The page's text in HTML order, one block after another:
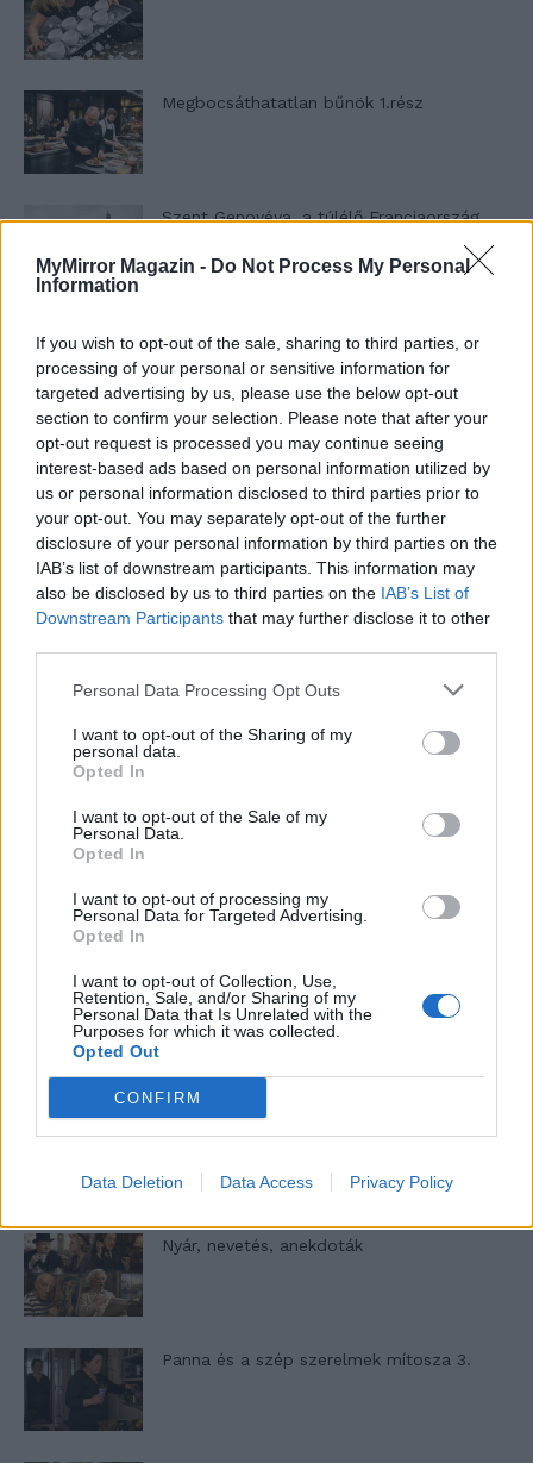
MyMirror Magazin - Do Not Process My Personal
Information
If you wish to opt-out of the sale, sharing to third parties, or
processing of your personal or sensitive information for
targeted advertising by us, please use the below opt-out
section to confirm your selection. Please note that after your
opt-out request is processed you may continue seeing
interest-based ads based on personal information utilized by
us or personal information disclosed to third parties prior to
your opt-out. You may separately opt-out of the further
disclosure of your personal information by third parties on the
IAB’s list of downstream participants. This information may
also be disclosed by us to third parties on the IAB’s List of
Downstream Participants that may further disclose it to other
Personal Data Processing Opt Outs
I want to opt-out of the Sharing of my
personal data.
Opted In
I want to opt-out of the Sale of my
Personal Data.
Opted In
I want to opt-out of processing my
Personal Data for Targeted Advertising.
Opted In
I want to opt-out of Collection, Use,
Retention, Sale, and/or Sharing of my
Personal Data that Is Unrelated with the
Purposes for which it was collected.
Opted Out
CONFIRM
Data Deletion Data Access Privacy Policy
Megbocsáthatatlan bűnök 1.rész
Szent Genovéva, a túlélő Franciaország
Minka 11. rész
T. szereti a fiatal lányokat 14. rész
nőknek, amikor segítséget kérnek?
gyűjteménye
Elyna Robbs: Adéle és az örökölt árnyak
13. rész
Woody Allen megosztó zsenialitása
Nyár, nevetés, anekdoták
Panna és a szép szerelmek mítosza 3.